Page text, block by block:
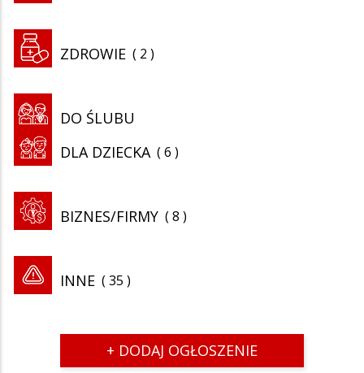
ZDROWIE 2
DO ŚLUBU
6
DLA DZIECKA
8
BIZNES/FIRMY
35
INNE
+ DODAJ OGŁOSZENIE